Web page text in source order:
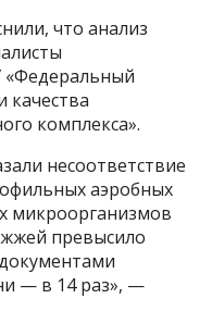
что анализ
«Федеральный
качества
комплекса».
несоответствие
аэробных
микроорганизмов
превысило
— в 14 раз», —